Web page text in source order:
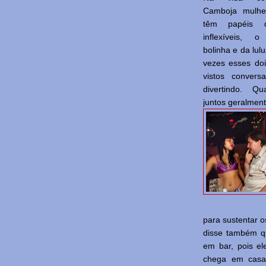
Camboja
têm papéis
inflexíveis,
bolinha e da
vezes esses
vistos
divertindo.
juntos
para sustentar
disse também
em bar, pois
chega em